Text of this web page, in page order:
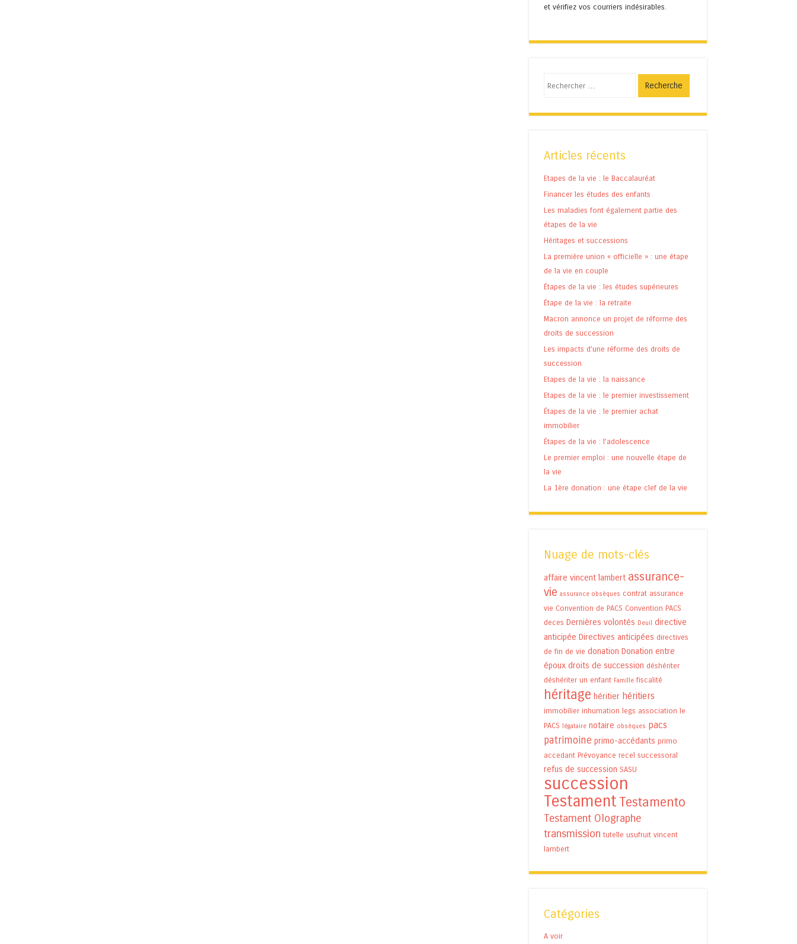
et vérifiez vos courriers indésirables.
Articles récents
Etapes de la vie : le Baccalauréat
Financer les études des enfants
Les maladies font également partie des
étapes de la vie
Héritages et successions
La première union « officielle » : une étape
de la vie en couple
Étapes de la vie : les études supérieures
Étape de la vie : la retraite
Macron annonce un projet de réforme des
droits de succession
Les impacts d’une réforme des droits de
succession
Etapes de la vie : la naissance
Etapes de la vie : le premier investissement
Étapes de la vie : le premier achat
immobilier
Étapes de la vie : l’adolescence
Le premier emploi : une nouvelle étape de
la vie
La 1ère donation : une étape clef de la vie
Nuage de mots-clés
affaire vincent lambert assurance-
vie assurance obsèques contrat assurance
vie Convention de PACS Convention PACS
deces Dernières volontés Deuil directive
anticipée Directives anticipées directives
de fin de vie donation Donation entre
époux droits de succession déshériter
déshériter un enfant Famille fiscalité
héritage héritier héritiers
immobilier inhumation legs association le
PACS légataire notaire obsèques pacs
patrimoine primo-accédants primo
accedant Prévoyance recel successoral
refus de succession SASU
succession
Testament Testamento
Testament Olographe
transmission tutelle usufruit vincent
lambert
Catégories
A voir